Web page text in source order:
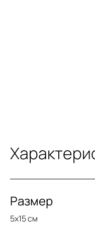
Размер
5x15 см